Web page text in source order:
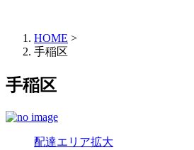
HOME >
手稲区
手稲区
配達エリア拡大